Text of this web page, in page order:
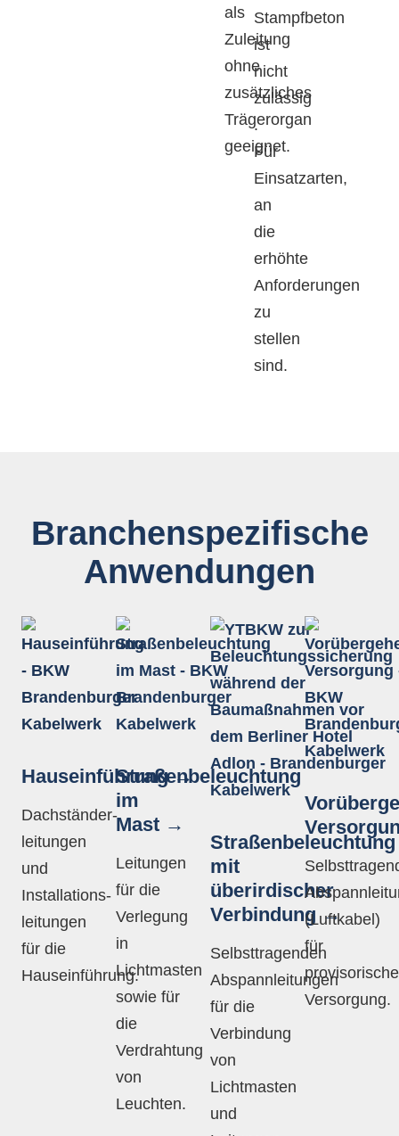
als
Zuleitung
ohne
zusätzliches
Trägerorgan
geeignet.
Stampfbeton
ist
nicht
zulässig
.
Für
Einsatzarten,
an
die
erhöhte
Anforderungen
zu
stellen
sind.
Branchen­spezifische
Anwendungen
Hauseinführung
Dachständer­
leitungen
und
Installations­
leitungen
für die
Hauseinführung.
Straßenbeleuchtung
im
Mast
Leitungen
für die
Verlegung
in
Lichtmasten
sowie für
die
Verdrahtung
von
Leuchten.
Straßenbeleuchtung
mit
überirdischer
Verbindung
Selbsttragenden
Abspannleitungen
für die
Verbindung
von
Lichtmasten
und
(Luftkabel)
für
provisorische
Versorgung.